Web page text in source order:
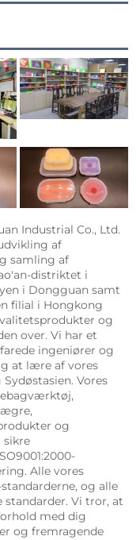
Industrial Co., Ltd.
af
samling af
distriktet i
i Dongguan samt
filial i Hongkong
og
over. Vi har et
ingeniører og
at lære af vores
Vores
og
sikre
Alle vores
og alle
Vi tror, at
med dig
og fremragende